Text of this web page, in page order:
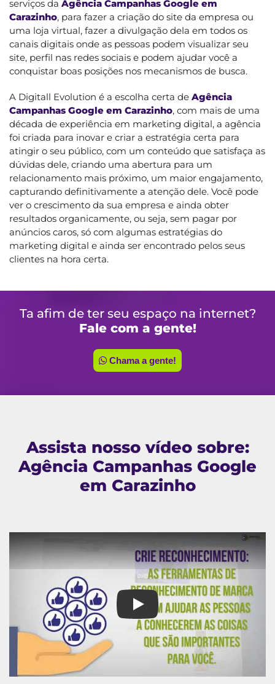
serviços da Agência Campanhas Google em
Carazinho, para fazer a criação do site da empresa ou
uma loja virtual, fazer a divulgação dela em todos os
canais digitais onde as pessoas podem visualizar seu
site, perfil nas redes sociais e podem ajudar você a
conquistar boas posições nos mecanismos de busca.
A Digitall Evolution é a escolha certa de Agência
Campanhas Google em Carazinho, com mais de uma
década de experiência em marketing digital, a agência
foi criada para inovar e criar a estratégia certa para
atingir o seu público, com um conteúdo que satisfaça as
dúvidas dele, criando uma abertura para um
relacionamento mais próximo, um maior engajamento,
capturando definitivamente a atenção dele. Você pode
ver o crescimento da sua empresa e ainda obter
resultados organicamente, ou seja, sem pagar por
anúncios caros, só com algumas estratégias do
marketing digital e ainda ser encontrado pelos seus
clientes na hora certa.
Ta afim de ter seu espaço na internet?
Fale com a gente!
Chama a gente!
Assista nosso vídeo sobre:
Agência Campanhas Google
em Carazinho
Agência Campanhas Google